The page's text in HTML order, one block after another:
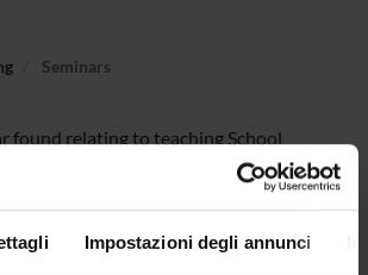
Impostazioni degli annunci
Seminars
found relating to teaching School